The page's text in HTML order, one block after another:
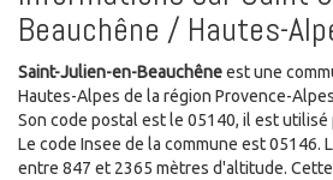
Beauchêne / Hautes-
Saint-Julien-en-Beauchêneest une
Hautes-Alpes de la région Provence-
Son code postal est le 05140, il est utilisé
Le code Insee de la commune est 05146.
entre 847 et 2365 mètres d'altitude.